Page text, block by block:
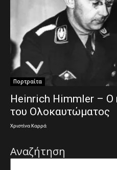
Πορτραίτα
Heinrich Himmler – Ο
του Ολοκαυτώματος
Χριστίνα Καρρά
Αναζήτηση